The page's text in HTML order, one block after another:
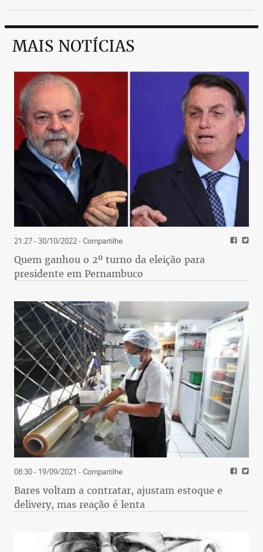
MAIS NOTÍCIAS
21:27 - 30/10/2022- Compartilhe
Quem ganhou o 2º turno da eleição para
presidente em Pernambuco
08:30 - 19/09/2021 - Compartilhe
Bares voltam a contratar, ajustam estoque e
delivery, mas reação é lenta